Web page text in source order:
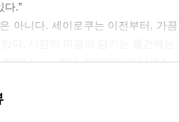
다.”
아니다. 세이로쿠는 이전부터, 가
물다니…… 개나 고양이도 아니고.”